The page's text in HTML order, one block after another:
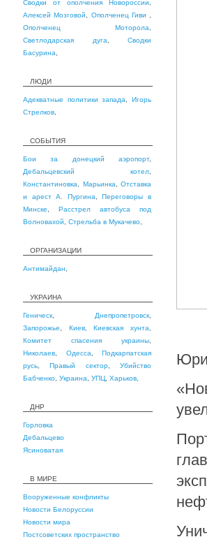
Сводки от ополчения Новороссии
Алексей Мозговой
Ополченец Гиви
Ополченец Моторола
Светлодарская дуга
Сводки
Басурина
ЛЮДИ
Адекватные политики запада ,Игорь
Стрелков
СОБЫТИЯ
Бои за донецкий аэропорт,
Дебальцевский котел
Константиновка
Марьинка
Отставка
и арест А. Пургина ,Переговоры в
Минске
Расстрел автобуса под
Волновахой
Стрельба в Мукачево
ОРГАНИЗАЦИИ
Антимайдан
УКРАИНА
Геническ Днепропетровск
Запорожье
Киев,Киевская хунта
Комитет спасения украины
Николаев
Одесса
Подкарпатская
русь ,Правый сектор,Убийство
Бабченко Украина УПЦ Харьков
ДНР
Горловка
Дебальцево
Ясиноватая
В МИРЕ
Вооруженные конфликты
Новости Белоруссии
Новости мира
Постсоветских пространство